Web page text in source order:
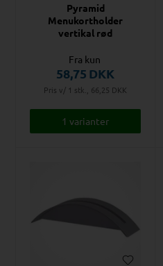
Pyramid
Menukortholder
vertikal rød
Fra kun
58,75 DKK
Pris v/ 1 stk., 66,25 DKK
1 varianter